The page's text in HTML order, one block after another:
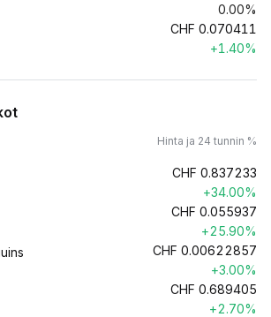
0.00%
CHF 0.070411
+1.40%
Hinta ja 24 tunnin %
CHF 0.837233
+34.00%
CHF 0.055937
+25.90%
CHF 0.00622857
+3.00%
CHF 0.689405
+2.70%